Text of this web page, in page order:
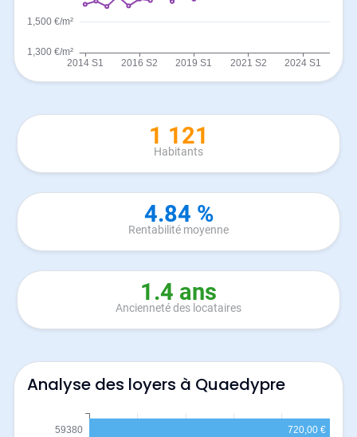
1 121
Habitants
4.84 %
Rentabilité moyenne
1.4 ans
Ancienneté des locataires
Analyse des loyers à Quaedypre